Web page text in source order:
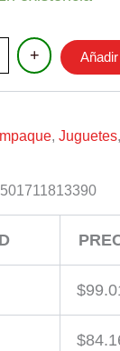
+
, Juguetes,
$
$